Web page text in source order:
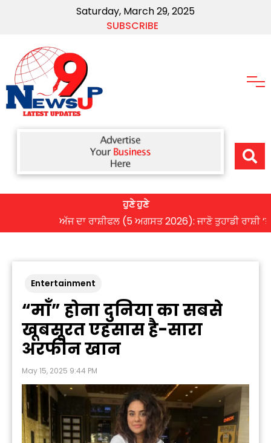
Saturday, March 29, 2025
SUBSCRIBE
ਹੁਣੇ ਹੁਣੇ
ਅੱਜ ਦਾ ਰਾਸ਼ੀਫਲ (5 ਅਗਸਤ 2026): ਜਾਣੋ ਤੁਹਾਡੀ ਰਾਸ਼ੀ ‘ਤੇ
Entertainment
“माँ” होना दुनिया का सबसे
खूबसूरत एहसास है-सारा
अरफीन खान
May 15, 2025 9:44 PM